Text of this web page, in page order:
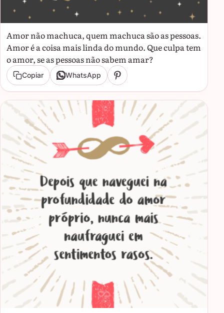
Amor não machuca, quem machuca são as pessoas.
Amor é a coisa mais linda do mundo. Que culpa tem
o amor, se as pessoas não sabem amar?
Copiar WhatsApp